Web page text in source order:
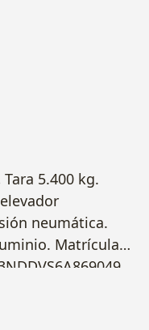
Tara 5.400 kg.
neumática.
Matrícula